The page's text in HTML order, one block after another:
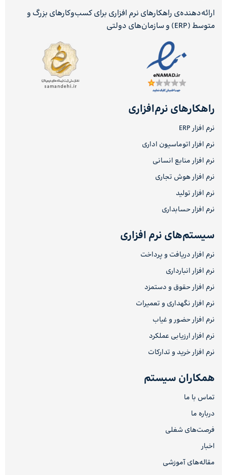
ارائه‌دهنده‌ی راهکارهای نرم افزاری برای کسب‌وکارهای بزرگ و
متوسط (ERP) و سازمان‌های دولتی
راهکارهای نرم‌افزاری
نرم افزار ERP
نرم افزار اتوماسیون اداری
نرم افزار منابع انسانی
نرم افزار هوش تجاری
نرم افزار تولید
نرم افزار حسابداری
سیستم‌های نرم افزاری
نرم افزار دریافت و پرداخت
نرم افزار انبارداری
نرم افزار حقوق و دستمزد
نرم افزار نگهداری و تعمیرات
نرم افزار حضور و غیاب
نرم افزار ارزیابی عملکرد
نرم افزار خرید و تدارکات
همکاران سیستم
تماس با ما
درباره ما
فرصت‌های شغلی
اخبار
مقاله‌های آموزشی